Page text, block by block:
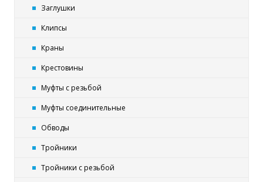
Заглушки
Клипсы
Краны
Крестовины
Муфты с резьбой
Муфты соединительные
Обводы
Тройники
Тройники с резьбой